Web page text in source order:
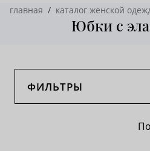
главная каталог женской
Юбки с
ФИЛЬТРЫ